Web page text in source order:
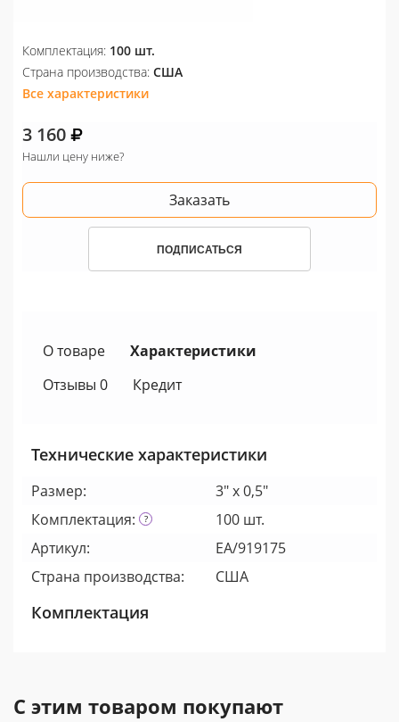
Комплектация: 100 шт.
Страна производства: США
Все характеристики
3 160
Нашли цену ниже?
Заказать
ПОДПИСАТЬСЯ
О товаре
Характеристики
Отзывы 0
Кредит
Технические характеристики
Размер:
3" х 0,5"
Комплектация:
100 шт.
Артикул:
EA/919175
Страна производства:
США
Комплектация
С этим товаром покупают